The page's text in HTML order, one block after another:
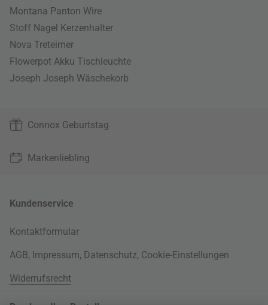
Montana Panton Wire
Stoff Nagel Kerzenhalter
Nova Treteimer
Flowerpot Akku Tischleuchte
Joseph Joseph Wäschekorb
Connox Geburtstag
Markenliebling
Kundenservice
Kontaktformular
AGB, Impressum, Datenschutz, Cookie-Einstellungen
Widerrufsrecht